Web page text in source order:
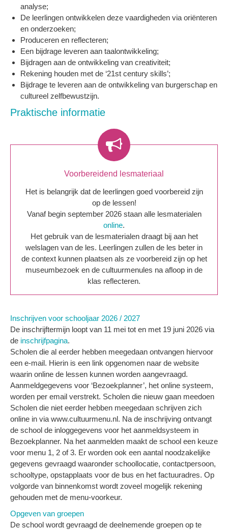
analyse;
De leerlingen ontwikkelen deze vaardigheden via oriënteren
en onderzoeken;
Produceren en reflecteren;
Een bijdrage leveren aan taalontwikkeling;
Bijdragen aan de ontwikkeling van creativiteit;
Rekening houden met de ‘21st century skills’;
Bijdrage te leveren aan de ontwikkeling van burgerschap en
cultureel zelfbewustzijn.
Praktische informatie
Voorbereidend lesmateriaal
Het is belangrijk dat de leerlingen goed voorbereid zijn
op de lessen!
Vanaf begin september 2026 staan alle lesmaterialen
online.
Het gebruik van de lesmaterialen draagt bij aan het
welslagen van de les. Leerlingen zullen de les beter in
de context kunnen plaatsen als ze voorbereid zijn op het
museumbezoek en de cultuurmenules na afloop in de
klas reflecteren.
Inschrijven voor schooljaar 2026 / 2027
De inschrijftermijn loopt van 11 mei tot en met 19 juni 2026 via
de inschrijfpagina.
Scholen die al eerder hebben meegedaan ontvangen hiervoor
een e-mail. Hierin is een link opgenomen naar de website
waarin online de lessen kunnen worden aangevraagd.
Aanmeldgegevens voor ‘Bezoekplanner’, het online systeem,
worden per email verstrekt. Scholen die nieuw gaan meedoen
Scholen die niet eerder hebben meegedaan schrijven zich
online in via www.cultuurmenu.nl. Na de inschrijving ontvangt
de school de inloggegevens voor het aanmeldsysteem in
Bezoek­planner. Na het aanmelden maakt de school een keuze
voor menu 1, 2 of 3. Er worden ook een aantal noodzakelijke
gegevens gevraagd waaronder schoollocatie, contactpersoon,
schooltype, opstapplaats voor de bus en het factuuradres. Op
volgorde van binnenkomst wordt zoveel mogelijk rekening
gehouden met de menu-voorkeur.
Opgeven van groepen
De school wordt gevraagd de deelnemende groepen op te